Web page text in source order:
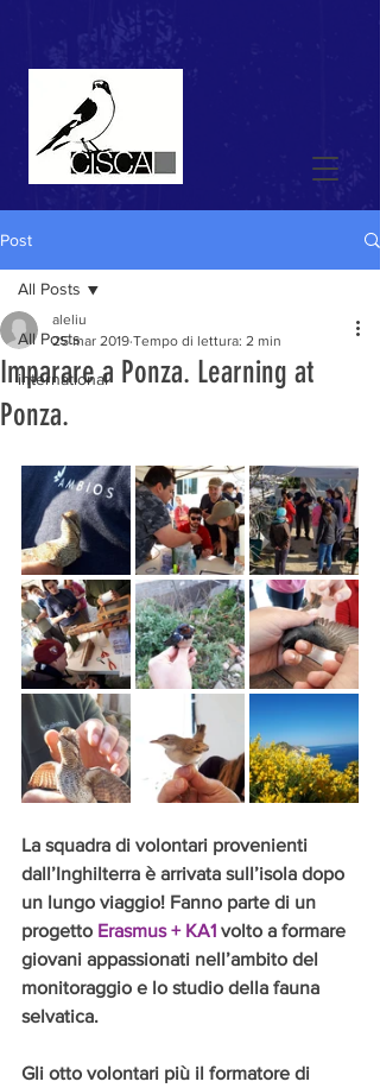
Post
All Posts
international
All Posts
Imparare a Ponza. Learning at
Ponza.
aleliu
25 mar 2019 Tempo di lettura: 2 min
La squadra di volontari provenienti
dall’Inghilterra è arrivata sull’isola dopo
un lungo viaggio! Fanno parte di un
progetto Erasmus + KA1 volto a formare
giovani appassionati nell’ambito del
monitoraggio e lo studio della fauna
selvatica.
Gli otto volontari più il formatore di